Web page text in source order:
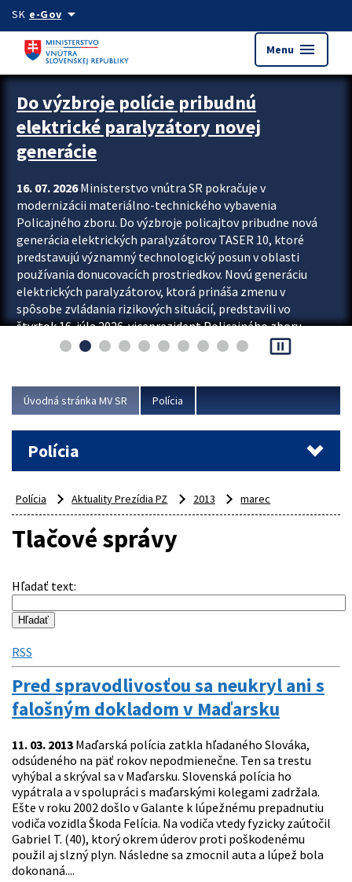
Preskocit na hlavný obsah
SK e-Govarrow_drop_down
Menu menu
Zastavit automatický posun upútavok
Do výzbroje polície pribudnú
elektrické paralyzátory novej
generácie
16. 07. 2026Ministerstvo vnútra SR pokračuje v
modernizácii materiálno-technického vybavenia
Policajného zboru. Do výzbroje policajtov pribudne nová
generácia elektrických paralyzátorov TASER 10, ktoré
predstavujú významný technologický posun v oblasti
používania donucovacích prostriedkov. Novú generáciu
elektrických paralyzátorov, ktorá prináša zmenu v
spôsobe zvládania rizikových situácií, predstavili vo
štvrtok 16. júla 2026 viceprezident Policajného zboru
Rastislav Polakovič a riaditeľ odboru výcviku...
pause_presentation
Úvodná stránka MV SR Polícia
Polícia
Polícia Aktuality Prezídia PZ 2013 marec
Tlačové správy
Hľadať text:
RSS
Pred spravodlivosťou sa neukryl ani s
falošným dokladom v Maďarsku
11. 03. 2013 Maďarská polícia zatkla hľadaného Slováka,
odsúdeného na päť rokov nepodmienečne. Ten sa trestu
vyhýbal a skrýval sa v Maďarsku. Slovenská polícia ho
vypátrala a v spolupráci s maďarskými kolegami zadržala.
Ešte v roku 2002 došlo v Galante k lúpežnému prepadnutiu
vodiča vozidla Škoda Felícia. Na vodiča vtedy fyzicky zaútočil
Gabriel T. (40), ktorý okrem úderov proti poškodenému
použil aj slzný plyn. Následne sa zmocnil auta a lúpež bola
dokonaná....